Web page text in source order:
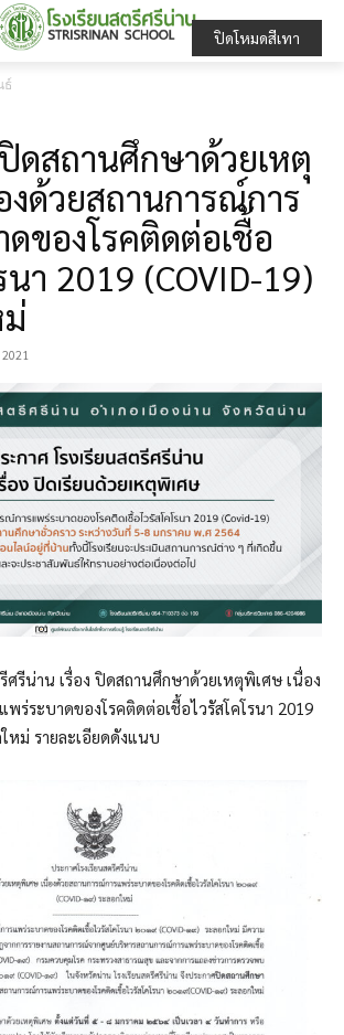
ธ์
ดสถานศึกษาด้วยเหตุ
งด้วยสถานการณ์การ
ของโรคติดต่อเชื้อ
นา 2019 (COVID-19)
ศรีน่าน เรื่อง ปิดสถานศึกษาด้วยเหตุพิเศษ เนื่อง
ร่ระบาดของโรคติดต่อเชื้อไวรัสโคโรนา 2019
หม่ รายละเอียดดังแนบ
ปิดโหมดสีเทา